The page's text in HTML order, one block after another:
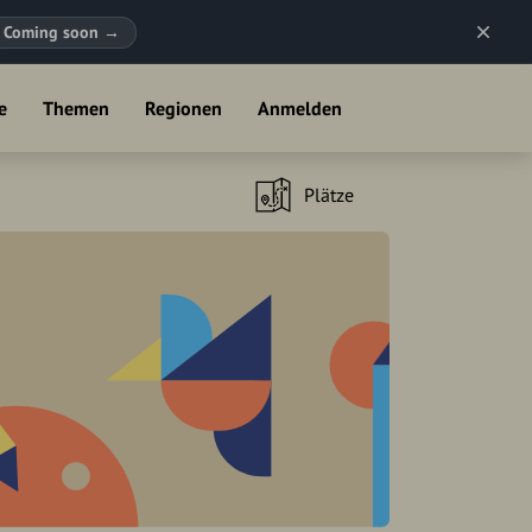
Coming soon →
Themen Regionen Anmelden
Plätze